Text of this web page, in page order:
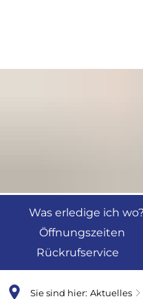
Was erledige ich wo?
Öffnungszeiten
Rückrufservice
Sie sind hier: Aktuelles